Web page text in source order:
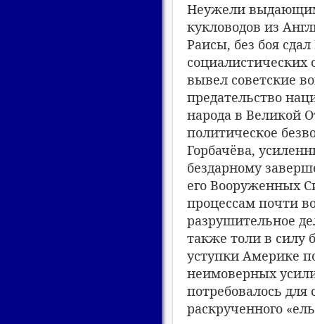
Неужели
кукловодов из
Раисы, без боя
социалистических
вывел советские
предательство
народа в Великой
политическое
Горбачёва,
бездарному
его Вооруженных
процессам почти
разрушительное
также толи в силу
уступки Америке
неимоверных
потребовалось для
раскрученного